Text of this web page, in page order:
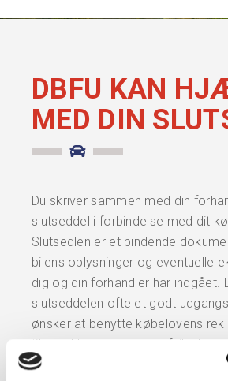
DBFU KAN
MED DIN
Du skriver sammen med din
slutseddel i forbindelse med dit
Slutsedlen er et bindende
bilens oplysninger og eventuelle
dig og din forhandler har indgået.
slutseddelen ofte et godt
ønsker at benytte købelovens
til at reklamere over en fejl eller